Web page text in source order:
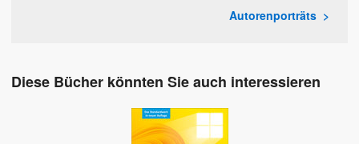
Autorenporträts
Diese Bücher könnten Sie auch interessieren